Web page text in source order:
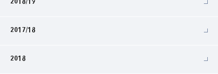
2018/19
2017/18
2018